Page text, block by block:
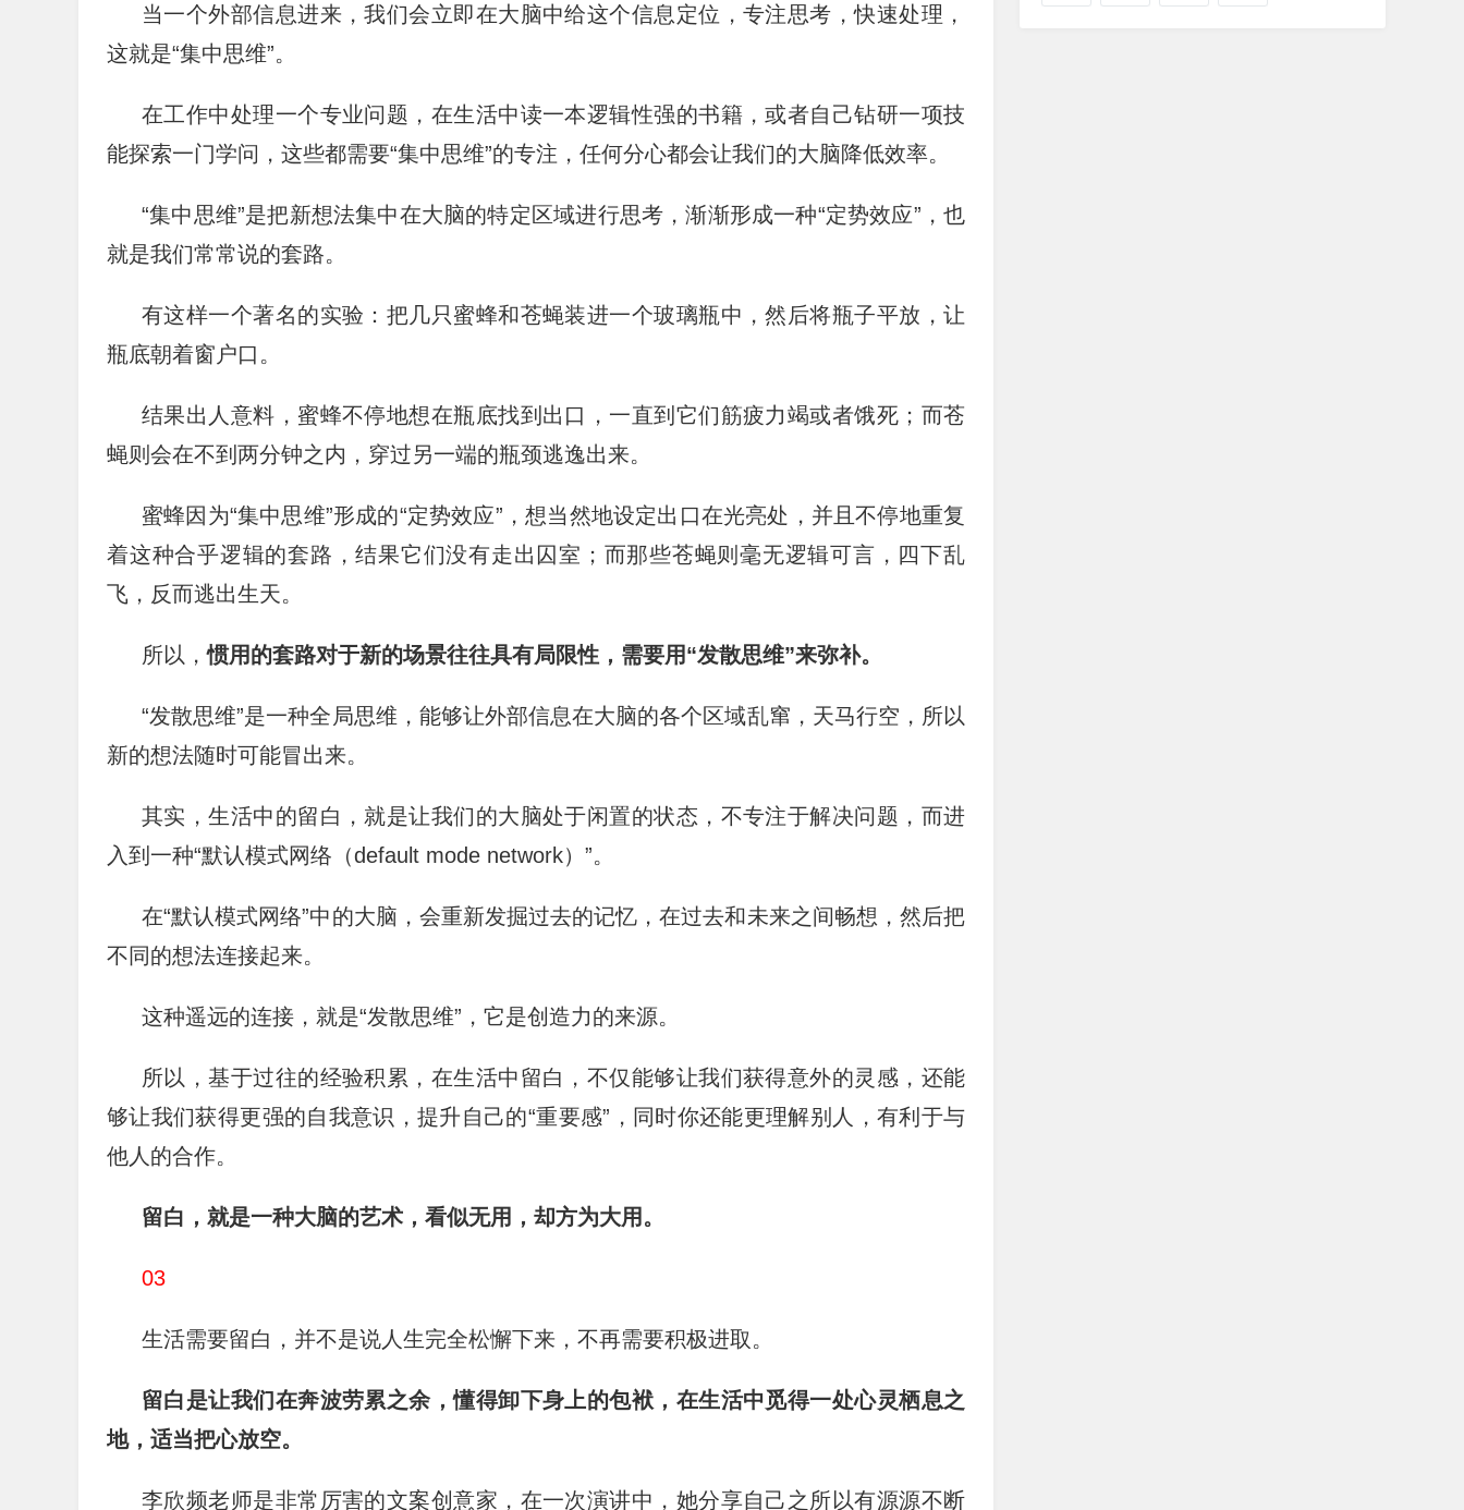
当一个外部信息进来，我们会立即在大脑中给这个信息定位，专注思考，快速处理，
这就是“集中思维”。
在工作中处理一个专业问题，在生活中读一本逻辑性强的书籍，或者自己钻研一项技
能探索一门学问，这些都需要“集中思维”的专注，任何分心都会让我们的大脑降低效率。
“集中思维”是把新想法集中在大脑的特定区域进行思考，渐渐形成一种“定势效应”，也
就是我们常常说的套路。
有这样一个著名的实验：把几只蜜蜂和苍蝇装进一个玻璃瓶中，然后将瓶子平放，让
瓶底朝着窗户口。
结果出人意料，蜜蜂不停地想在瓶底找到出口，一直到它们筋疲力竭或者饿死；而苍
蝇则会在不到两分钟之内，穿过另一端的瓶颈逃逸出来。
蜜蜂因为“集中思维”形成的“定势效应”，想当然地设定出口在光亮处，并且不停地重复
着这种合乎逻辑的套路，结果它们没有走出囚室；而那些苍蝇则毫无逻辑可言，四下乱
飞，反而逃出生天。
所以，惯用的套路对于新的场景往往具有局限性，需要用“发散思维”来弥补。
“发散思维”是一种全局思维，能够让外部信息在大脑的各个区域乱窜，天马行空，所以
新的想法随时可能冒出来。
其实，生活中的留白，就是让我们的大脑处于闲置的状态，不专注于解决问题，而进
入到一种“默认模式网络（default mode network）”。
在“默认模式网络”中的大脑，会重新发掘过去的记忆，在过去和未来之间畅想，然后把
不同的想法连接起来。
这种遥远的连接，就是“发散思维”，它是创造力的来源。
所以，基于过往的经验积累，在生活中留白，不仅能够让我们获得意外的灵感，还能
够让我们获得更强的自我意识，提升自己的“重要感”，同时你还能更理解别人，有利于与
他人的合作。
留白，就是一种大脑的艺术，看似无用，却方为大用。
03
生活需要留白，并不是说人生完全松懈下来，不再需要积极进取。
留白是让我们在奔波劳累之余，懂得卸下身上的包袱，在生活中觅得一处心灵栖息之
地，适当把心放空。
李欣频老师是非常厉害的文案创意家，在一次演讲中，她分享自己之所以有源源不断